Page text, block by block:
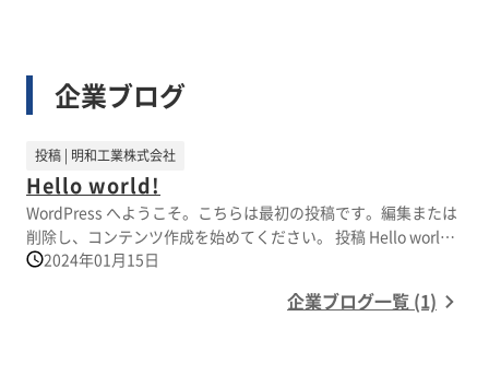
■どの配管に故障があるのかを特定できる
■実用新案を取得
※詳しくはPDF資料をご覧いただくか、お気軽に
お問い合わせ下さい。
また、組み立てた本体にレスキュータップ(給水栓)
1つの給水口から蛇口4栓での供給ができます。(最
大8栓)
組立てわずか10分！
街のライフラインをすばやく確保します。
企業ブログ
投稿 | 明和工業株式会社
Hello world!
WordPress へようこそ。こちらは最初の投稿です。編集または
削除し、コンテンツ作成を始めてください。 投稿 Hello world!
は 明和工業株式会社 に最初に表示されました。
2024年01月15日
企業ブログ一覧 (1)